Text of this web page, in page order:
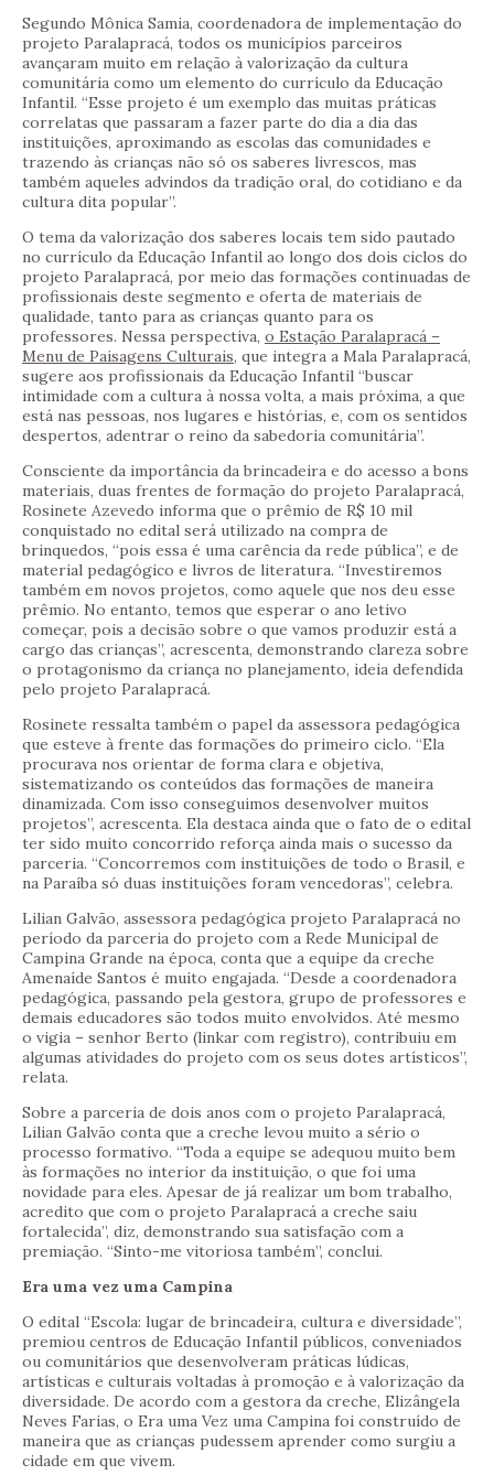
Segundo Mônica Samia, coordenadora de implementação do
projeto Paralapracá, todos os municípios parceiros
avançaram muito em relação à valorização da cultura
comunitária como um elemento do currículo da Educação
Infantil. “Esse projeto é um exemplo das muitas práticas
correlatas que passaram a fazer parte do dia a dia das
instituições, aproximando as escolas das comunidades e
trazendo às crianças não só os saberes livrescos, mas
também aqueles advindos da tradição oral, do cotidiano e da
cultura dita popular”.
O tema da valorização dos saberes locais tem sido pautado
no currículo da Educação Infantil ao longo dos dois ciclos do
projeto Paralapracá, por meio das formações continuadas de
profissionais deste segmento e oferta de materiais de
qualidade, tanto para as crianças quanto para os
professores. Nessa perspectiva, o Estação Paralapracá –
Menu de Paisagens Culturais, que integra a Mala Paralapracá,
sugere aos profissionais da Educação Infantil “buscar
intimidade com a cultura à nossa volta, a mais próxima, a que
está nas pessoas, nos lugares e histórias, e, com os sentidos
despertos, adentrar o reino da sabedoria comunitária”.
Consciente da importância da brincadeira e do acesso a bons
materiais, duas frentes de formação do projeto Paralapracá,
Rosinete Azevedo informa que o prêmio de R$ 10 mil
conquistado no edital será utilizado na compra de
brinquedos, “pois essa é uma carência da rede pública”, e de
material pedagógico e livros de literatura. “Investiremos
também em novos projetos, como aquele que nos deu esse
prêmio. No entanto, temos que esperar o ano letivo
começar, pois a decisão sobre o que vamos produzir está a
cargo das crianças”, acrescenta, demonstrando clareza sobre
o protagonismo da criança no planejamento, ideia defendida
pelo projeto Paralapracá.
Rosinete ressalta também o papel da assessora pedagógica
que esteve à frente das formações do primeiro ciclo. “Ela
procurava nos orientar de forma clara e objetiva,
sistematizando os conteúdos das formações de maneira
dinamizada. Com isso conseguimos desenvolver muitos
projetos”, acrescenta. Ela destaca ainda que o fato de o edital
ter sido muito concorrido reforça ainda mais o sucesso da
parceria. “Concorremos com instituições de todo o Brasil, e
na Paraíba só duas instituições foram vencedoras”, celebra.
Lilian Galvão, assessora pedagógica projeto Paralapracá no
período da parceria do projeto com a Rede Municipal de
Campina Grande na época, conta que a equipe da creche
Amenaíde Santos é muito engajada. “Desde a coordenadora
pedagógica, passando pela gestora, grupo de professores e
demais educadores são todos muito envolvidos. Até mesmo
o vigia – senhor Berto (linkar com registro), contribuiu em
algumas atividades do projeto com os seus dotes artísticos”,
relata.
Sobre a parceria de dois anos com o projeto Paralapracá,
Lilian Galvão conta que a creche levou muito a sério o
processo formativo. “Toda a equipe se adequou muito bem
às formações no interior da instituição, o que foi uma
novidade para eles. Apesar de já realizar um bom trabalho,
acredito que com o projeto Paralapracá a creche saiu
fortalecida”, diz, demonstrando sua satisfação com a
premiação. “Sinto-me vitoriosa também”, conclui.
Era uma vez uma Campina
O edital “Escola: lugar de brincadeira, cultura e diversidade”,
premiou centros de Educação Infantil públicos, conveniados
ou comunitários que desenvolveram práticas lúdicas,
artísticas e culturais voltadas à promoção e à valorização da
diversidade. De acordo com a gestora da creche, Elizângela
Neves Farias, o Era uma Vez uma Campina foi construído de
maneira que as crianças pudessem aprender como surgiu a
cidade em que vivem.